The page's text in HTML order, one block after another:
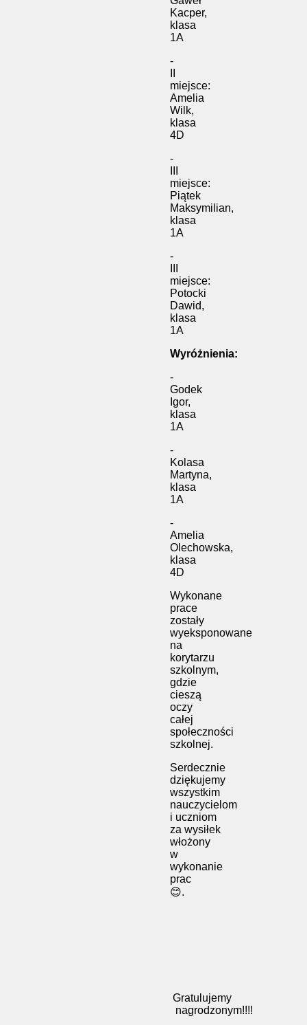
Kacper,
klasa
1A
-
miejsce:
Amelia
Wilk,
klasa
4D
-
miejsce:
Piątek
Maksymilian,
klasa
1A
-
miejsce:
Potocki
Dawid,
klasa
1A
Wyróżnienia:
-
Godek
Igor,
klasa
1A
-
Kolasa
Martyna,
klasa
1A
-
Amelia
Olechowska,
klasa
4D
Wykonane
prace
zostały
wyeksponowane
na
korytarzu
szkolnym,
gdzie
cieszą
oczy
całej
społeczności
szkolnej.
Serdecznie
dziękujemy
wszystkim
nauczycielom
i uczniom
za wysiłek
włożony
w
wykonanie
prac
😊.
Gratulujemy
nagrodzonym!!!!